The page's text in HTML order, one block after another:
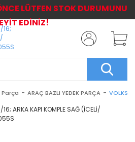
ARAÇ BAZLI YEDEK PARÇA
LÜTFEN STOK DURUMUNU
EDİNİZ!